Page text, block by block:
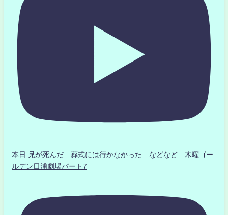
本日 兄が死んだ 葬式には行かなかった などなど 木曜ゴー
ルデン日浦劇場パート7